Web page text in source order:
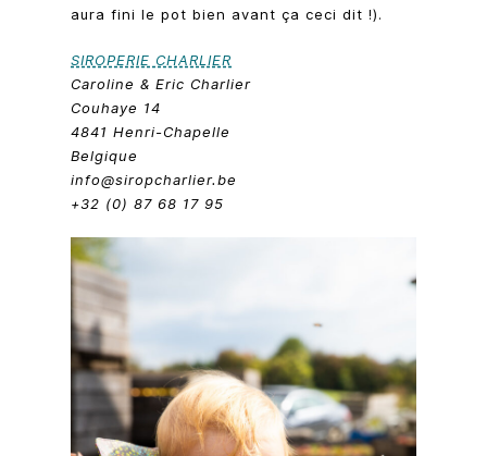
aura fini le pot bien avant ça ceci dit !).
SIROPERIE CHARLIER
Caroline & Eric Charlier
Couhaye 14
4841 Henri-Chapelle
Belgique
info@siropcharlier.be
+32 (0) 87 68 17 95